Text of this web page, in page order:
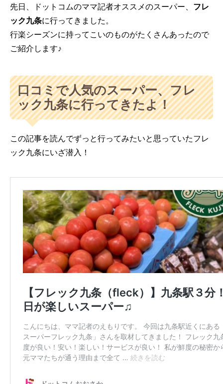
先日、ドットコムのママ記者オススメのスーパー、 フレ
ック九条に行ってきました。
行楽シーズンに持ってこいのものがたくさんあったので
ご紹介します♪
口コミで人気のスーパー、フレ
ック九条に行ってきたよ！
この記事を読んでずっと行ってみたいと思っていたフレ
ック九条にいざ潜入！